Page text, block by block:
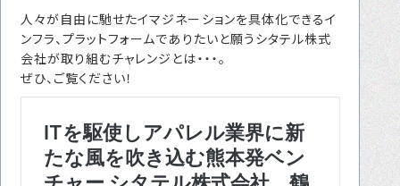
お問い合わせ
人々が自由に馳せたイマジネーションを具体化できるイ
ンフラ、プラットフォームでありたいと願うシタテル株式
会社が取り組むチャレンジとは・・・。
ぜひ、ご覧ください！